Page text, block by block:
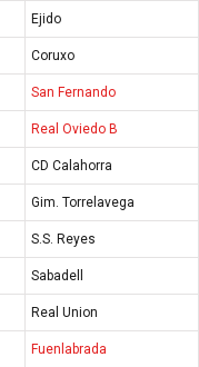
Ejido
Coruxo
San Fernando
Real Oviedo B
CD Calahorra
Gim. Torrelavega
S.S. Reyes
Sabadell
Real Union
Fuenlabrada